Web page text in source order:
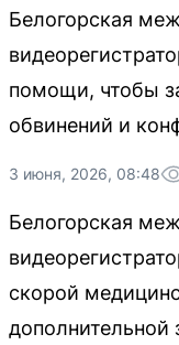
Белогорская
помощи, чтобы
обвинений и
3 июня, 2026, 08:48
Белогорская
скорой
дополнительной